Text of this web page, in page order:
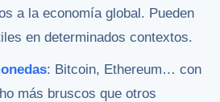
a la economía global. Pueden
en determinados contextos.
: Bitcoin, Ethereum… con
más bruscos que otros